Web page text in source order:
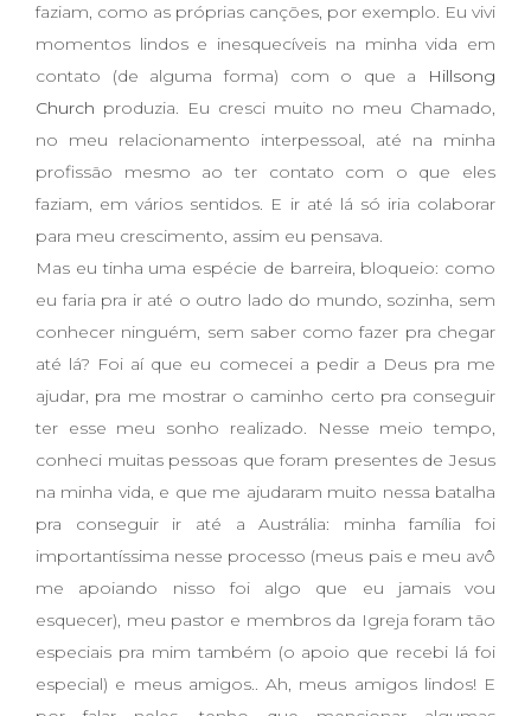
faziam, como as próprias canções, por exemplo. Eu vivi
momentos lindos e inesquecíveis na minha vida em
contato (de alguma forma) com o que a
Hillsong
Church produzia. Eu cresci muito no meu Chamado,
no meu relacionamento interpessoal, até na minha
profissão mesmo ao ter contato com o que eles
faziam, em vários sentidos. E ir até lá só iria colaborar
para meu crescimento, assim eu pensava.
Mas eu tinha uma espécie de barreira, bloqueio: como
eu faria pra ir até o outro lado do mundo, sozinha, sem
conhecer ninguém, sem saber como fazer pra chegar
até lá? Foi aí que eu comecei a pedir a Deus pra me
ajudar, pra me mostrar o caminho certo pra conseguir
ter esse meu sonho realizado. Nesse meio tempo,
conheci muitas pessoas que foram presentes de Jesus
na minha vida, e que me ajudaram muito nessa batalha
pra conseguir ir até a Austrália: minha família foi
importantíssima nesse processo (meus pais e meu avô
me apoiando nisso foi algo que eu jamais vou
esquecer), meu pastor e membros da Igreja foram tão
especiais pra mim também (o apoio que recebi lá foi
especial) e meus amigos.. Ah, meus amigos lindos! E